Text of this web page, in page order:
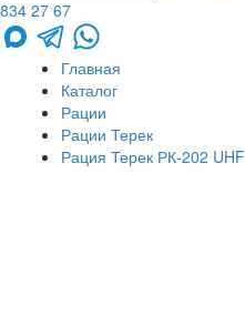
834 27 67
Главная
Каталог
Рации
Рации Терек
Рация Терек РК-202 UHF